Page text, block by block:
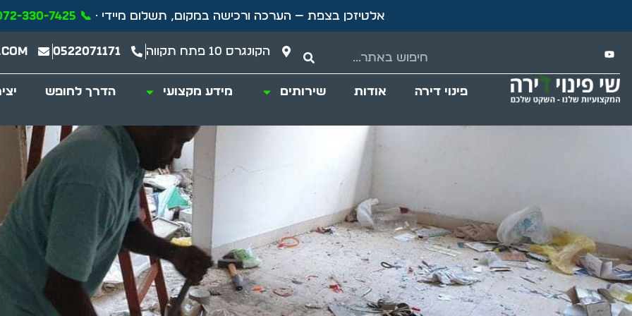
אלטיזכן בצפת — הערכה ורכישה במקום, תשלום מיידי · 📞 072-330-7425 חייגו עכשיו
הקונגרס 10 פתח תקווה 0522071171
פינוי דירה אודות שירותים מידע מקצועי הדרך לחופש